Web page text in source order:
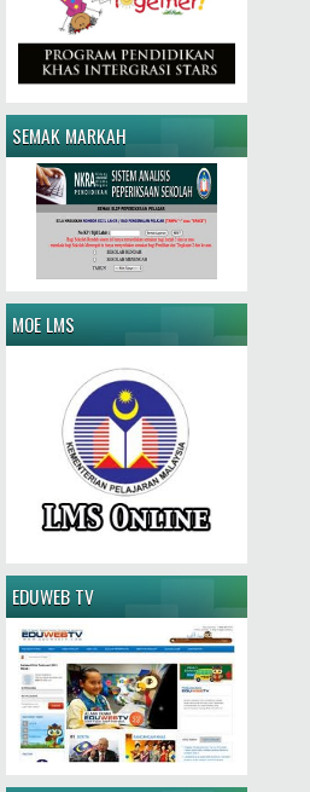
SEMAK MARKAH
MOE LMS
EDUWEB TV